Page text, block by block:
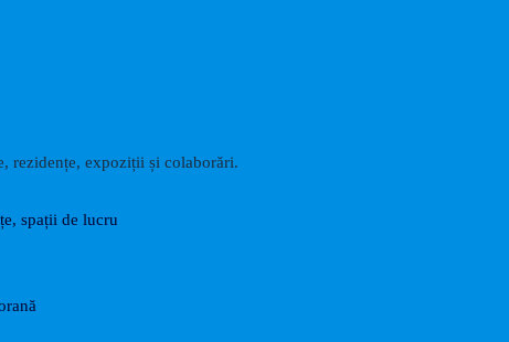
rezidențe, expoziții și colaborări.
spații de lucru